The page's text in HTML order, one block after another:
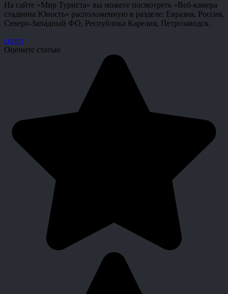
На сайте «Мир Туриста» вы можете посмотреть «Веб-камера
стадиона Юность» расположенную в разделе: Евразия, Россия,
Северо-Западный ФО, Республика Карелия, Петрозаводск.
спорт
Оцените статью